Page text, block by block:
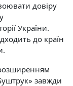
довіру
України.
до країн
завжди